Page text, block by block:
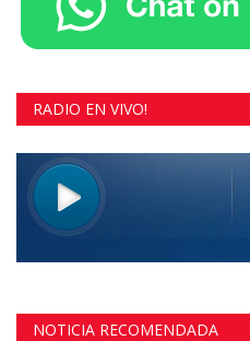
RADIO EN VIVO!
NOTICIA RECOMENDADA